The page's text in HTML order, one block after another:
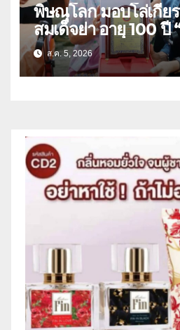
พิษณุโลก มอบโล่เกีย
สมเด็จย่า อายุ 100 ปี “นางจอม นุ่ม
เนตร” ตำบลบ้านกร่าง
ส.ค. 5, 2026